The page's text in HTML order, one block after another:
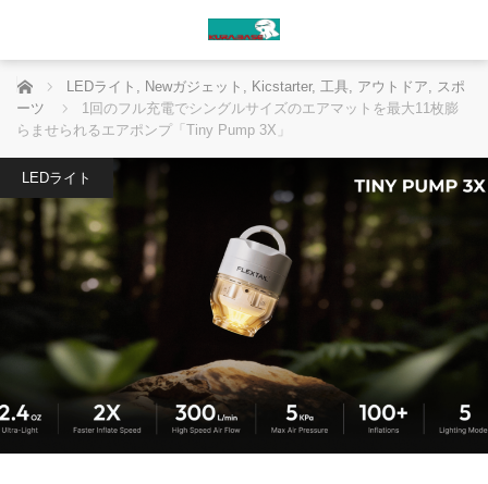
ホーム LEDライト , Newガジェット , Kicstarter, 工具, アウトドア, スポ
ーツ
1回のフル充電でシングルサイズのエアマットを最大11枚膨
らませられるエアポンプ「Tiny Pump 3X」
LEDライト